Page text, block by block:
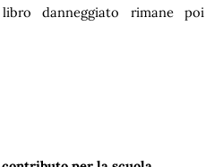
danneggiato rimane poi